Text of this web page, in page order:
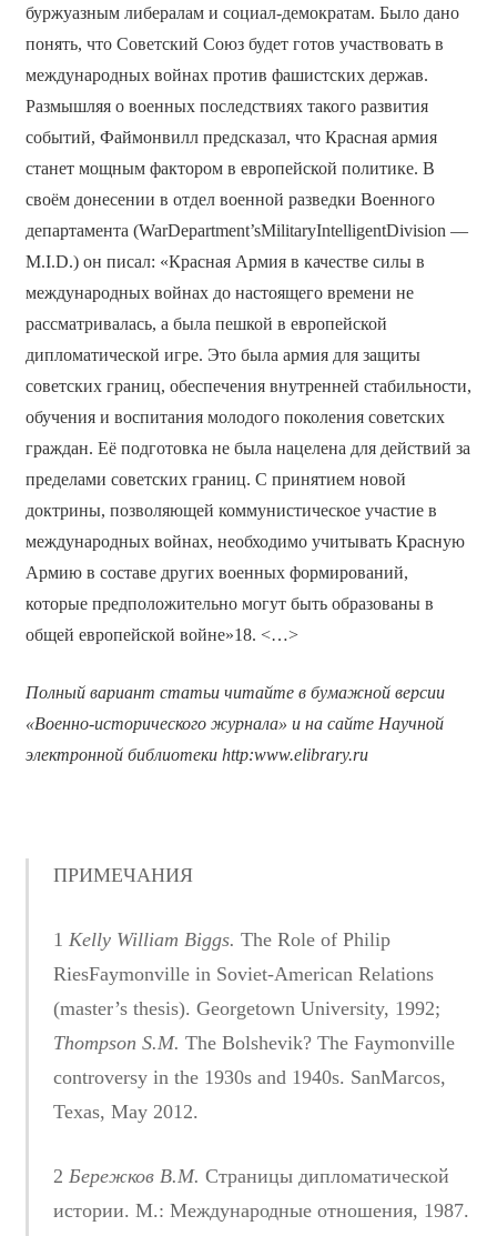
буржуазным либералам и социал-демократам. Было дано
понять, что Советский Союз будет готов участвовать в
международных войнах против фашистских держав.
Размышляя о военных последствиях такого развития
событий, Файмонвилл предсказал, что Красная армия
станет мощным фактором в европейской политике. В
своём донесении в отдел военной разведки Военного
департамента (WarDepartment’sMilitaryIntelligentDivision —
M.I.D.) он писал: «Красная Армия в качестве силы в
международных войнах до настоящего времени не
рассматривалась, а была пешкой в европейской
дипломатической игре. Это была армия для защиты
советских границ, обеспечения внутренней стабильности,
обучения и воспитания молодого поколения советских
граждан. Её подготовка не была нацелена для действий за
пределами советских границ. С принятием новой
доктрины, позволяющей коммунистическое участие в
международных войнах, необходимо учитывать Красную
Армию в составе других военных формирований,
которые предположительно могут быть образованы в
общей европейской войне»18. <…>
Полный вариант статьи читайте в бумажной версии
«Военно-исторического журнала» и на сайте Научной
электронной библиотеки http:www.elibrary.ru
ПРИМЕЧАНИЯ
1 Kelly William Biggs. The Role of Philip
RiesFaymonville in Soviet-American Relations
(master’s thesis). Georgetown University, 1992;
Thompson S.M. The Bolshevik? The Faymonville
controversy in the 1930s and 1940s. SanMarcos,
Texas, May 2012.
2 Бережков В.М. Страницы дипломатической
истории. М.: Международные отношения, 1987.